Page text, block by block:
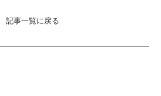
記事一覧に戻る